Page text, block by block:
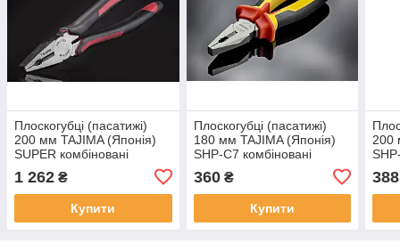
Плоскогубці (пасатижі)
200 мм TAJIMA (Японія)
SUPER комбіновані
1 262 ₴
Купити
Плоскогубці (пасатижі)
180 мм TAJIMA (Японія)
SHP-C7 комбіновані
360₴
Купити
200
388